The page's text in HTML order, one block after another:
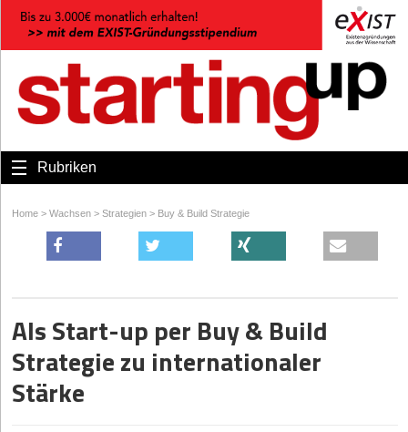
Rubriken
Home > Wachsen > Strategien > Buy & Build Strategie
Als Start-up per Buy & Build
Strategie zu internationaler
Stärke